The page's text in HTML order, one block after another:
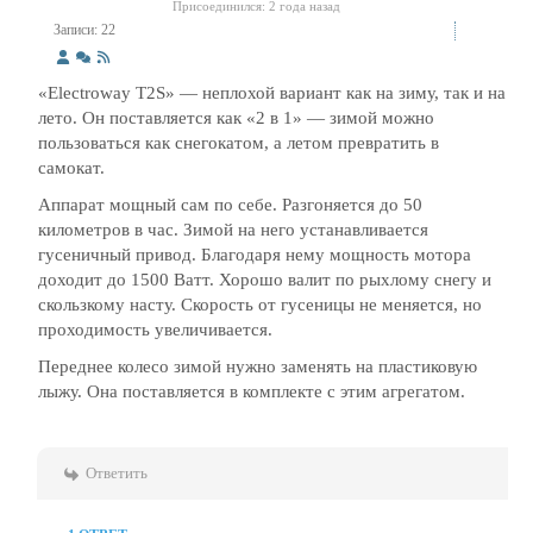
Записи: 22
Присоединился: 2 года назад
«Electroway T2S» — неплохой вариант как на зиму, так и на
лето. Он поставляется как «2 в 1» — зимой можно
пользоваться как снегокатом, а летом превратить в
самокат.
Аппарат мощный сам по себе. Разгоняется до 50
километров в час. Зимой на него устанавливается
гусеничный привод. Благодаря нему мощность мотора
доходит до 1500 Ватт. Хорошо валит по рыхлому снегу и
скользкому насту. Скорость от гусеницы не меняется, но
проходимость увеличивается.
Переднее колесо зимой нужно заменять на пластиковую
лыжу. Она поставляется в комплекте с этим агрегатом.
Ответить